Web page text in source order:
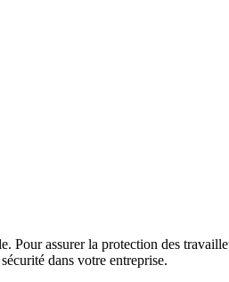
Pour assurer la protection des
dans votre entreprise.